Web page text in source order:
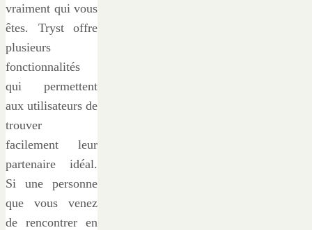
vraiment qui vous
êtes. Tryst offre
plusieurs
fonctionnalités
qui permettent
aux utilisateurs de
trouver
facilement leur
partenaire idéal.
Si une personne
que vous venez
de rencontrer en